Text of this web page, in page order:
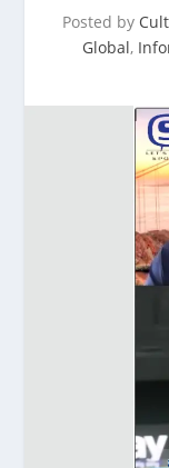
Posted by
Global,